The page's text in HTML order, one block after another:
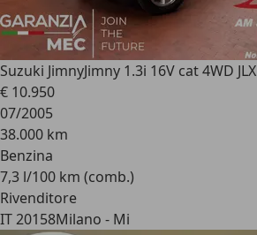
Suzuki JimnyJimny 1.3i 16V cat 4WD JLX
€ 10.950
07/2005
38.000 km
Benzina
7,3 l/100 km (comb.)
Rivenditore
IT 20158Milano - Mi